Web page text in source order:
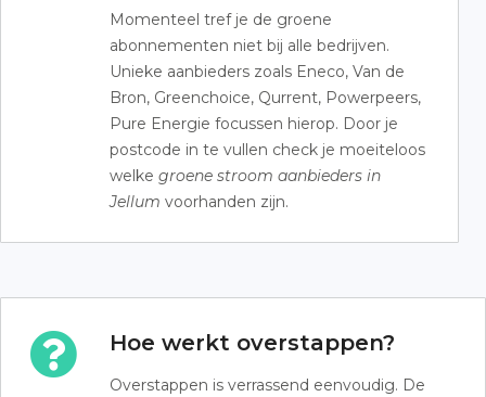
Momenteel tref je de groene
abonnementen niet bij alle bedrijven.
Unieke aanbieders zoals Eneco, Van de
Bron, Greenchoice, Qurrent, Powerpeers,
Pure Energie focussen hierop. Door je
postcode in te vullen check je moeiteloos
welke groene stroom aanbieders in
Jellum voorhanden zijn.
Hoe werkt overstappen?
Overstappen is verrassend eenvoudig. De